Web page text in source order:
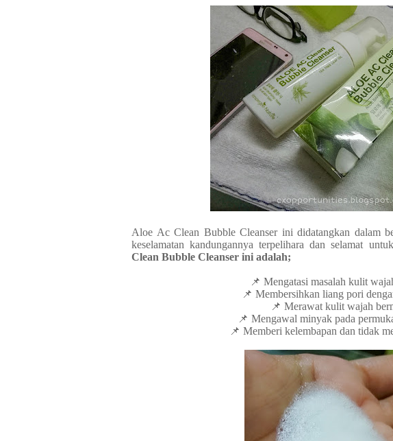
Aloe Ac Clean Bubble Cleanser ini didatangkan dalam
keselamatan kandungannya terpelihara dan selamat
Clean Bubble Cleanser ini adalah;
📌 Mengatasi masalah kulit
📌 Membersihkan liang pori
📌 Merawat kulit wajah
📌 Mengawal minyak pada
📌 Memberi kelembapan dan tidak